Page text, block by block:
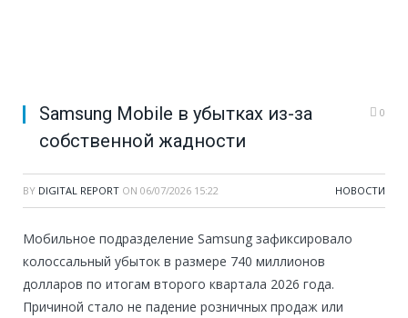
Samsung Mobile в убытках из-за
собственной жадности
0
BY DIGITAL REPORT ON 06/07/2026 15:22 НОВОСТИ
Мобильное подразделение Samsung зафиксировало
колоссальный убыток в размере 740 миллионов
долларов по итогам второго квартала 2026 года.
Причиной стало не падение розничных продаж или